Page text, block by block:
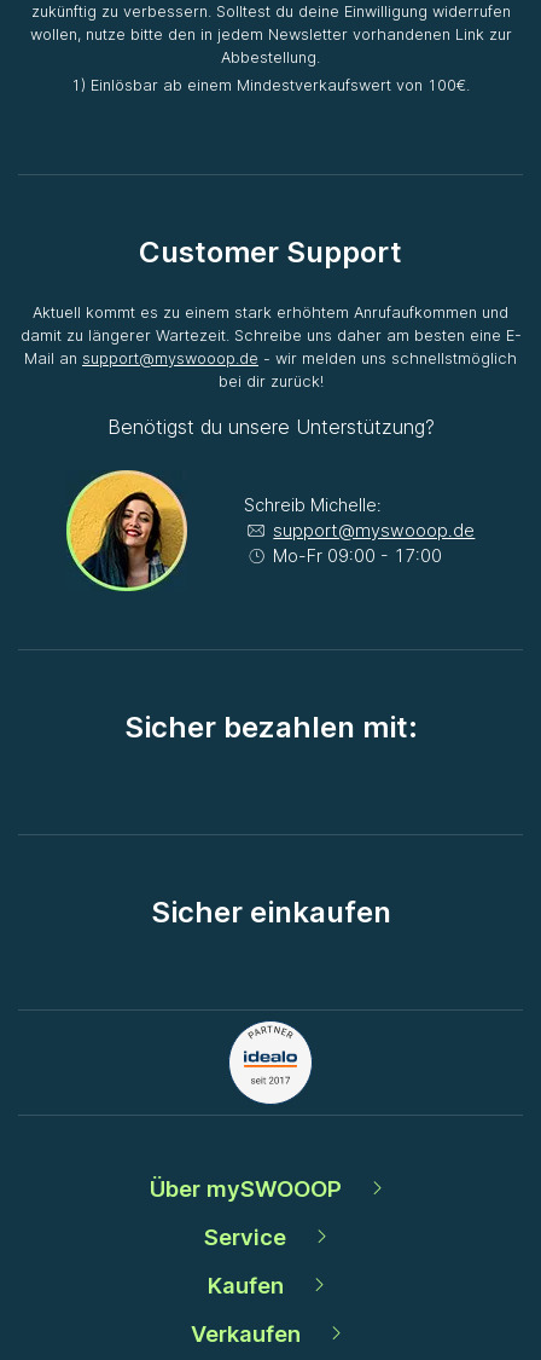
zukünftig zu verbessern. Solltest du deine Einwilligung widerrufen
wollen, nutze bitte den in jedem Newsletter vorhandenen Link zur
Abbestellung.
1) Einlösbar ab einem Mindestverkaufswert von 100€.
Customer Support
Aktuell kommt es zu einem stark erhöhtem Anrufaufkommen und
damit zu längerer Wartezeit. Schreibe uns daher am besten eine E-
Mail an support@myswooop.de - wir melden uns schnellstmöglich
bei dir zurück!
Benötigst du unsere Unterstützung?
Schreib Michelle:
support@myswooop.de
Mo-Fr 09:00 - 17:00
Sicher bezahlen mit:
Sicher einkaufen
Über mySWOOOP
Service
Kaufen
Verkaufen